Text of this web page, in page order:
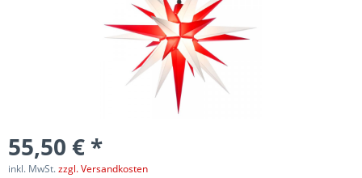
55,50 € *
inkl. MwSt.zzgl. Versandkosten